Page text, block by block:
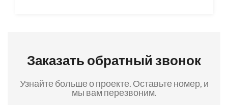
Заказать обратный звонок
Узнайте больше о проекте. Оставьте номер, и
мы вам перезвоним.